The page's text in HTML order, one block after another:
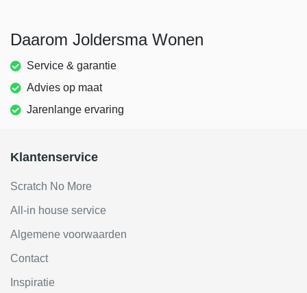
Daarom Joldersma Wonen
Service & garantie
Advies op maat
Jarenlange ervaring
Klantenservice
Scratch No More
All-in house service
Algemene voorwaarden
Contact
Inspiratie